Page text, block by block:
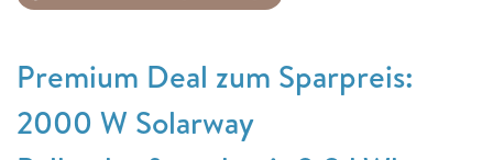
Premium Deal zum Sparpreis:
2000 W Solarway